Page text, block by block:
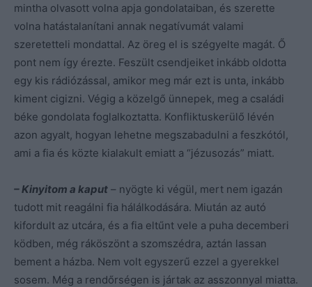
mintha olvasott volna apja gondolataiban, és szerette
volna hatástalanítani annak negatívumát valami
szeretetteli mondattal. Az öreg el is szégyelte magát. Ő
pont nem így érezte. Feszült csendjeiket inkább oldotta
egy kis rádiózással, amikor meg már ezt is unta, inkább
kiment cigizni. Végig a közelgő ünnepek, meg a családi
béke gondolata foglalkoztatta. Konfliktuskerülő lévén
azon agyalt, hogyan lehetne megszabadulni a feszkótól,
ami a fia és közte kialakult emiatt a “jézusozás” miatt.
– Kinyitom a kaput – nyögte ki végül, mert nem igazán
tudott mit reagálni fia hálálkodására. Miután az autó
kifordult az utcára, és a fia eltűnt vele a puha decemberi
ködben, még ráköszönt a szomszédra, aztán lassan
bement a házba. Nem volt egyszerű ezzel a gyerekkel
sosem. Még a rendőrségen is jártak az asszonnyal miatta.